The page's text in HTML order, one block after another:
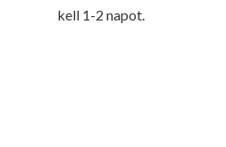
kell 1-2 napot.